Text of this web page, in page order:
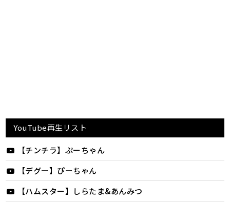
YouTube再生リスト
【チンチラ】ぷーちゃん
【デグー】ぴーちゃん
【ハムスター】しらたま&あんみつ